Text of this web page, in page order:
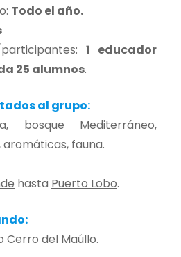
Todo el año.
1 educador
25 alumnos.
al grupo:
bosque Mediterráneo,
aromáticas, fauna.
hasta Puerto Lobo.
Cerro del Maúllo.